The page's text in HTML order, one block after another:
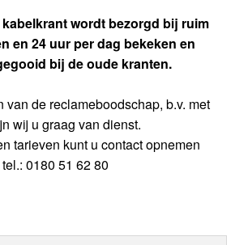
kabelkrant wordt bezorgd bij ruim
en 24 uur per dag bekeken en
bij de oude kranten.
van de reclameboodschap, b.v. met
wij u graag van dienst.
tarieven kunt u contact opnemen
0180 51 62 80